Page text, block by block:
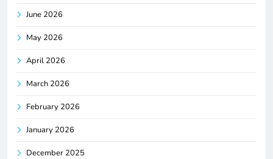
June 2026
May 2026
April 2026
March 2026
February 2026
January 2026
December 2025